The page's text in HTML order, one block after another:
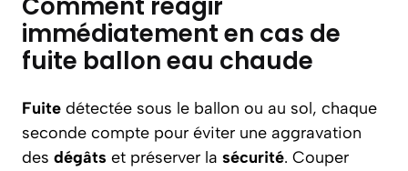
immédiatement en cas de
fuite ballon eau chaude
Fuite détectée sous le ballon ou au sol, chaque
seconde compte pour éviter une aggravation
des dégâts et préserver la sécurité. Couper